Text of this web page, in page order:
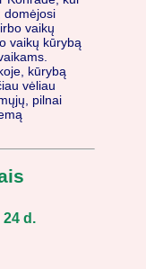
domėjosi
vaikų
vaikų kūrybą
kūrybą
vėliau
pilnai
24 d.